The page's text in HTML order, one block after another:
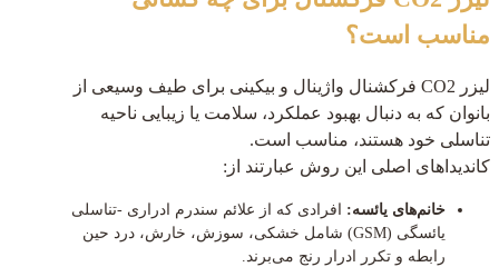
مناسب است؟
لیزر CO2 فرکشنال واژینال و بیکینی برای طیف وسیعی از
بانوان که به دنبال بهبود عملکرد، سلامت یا زیبایی ناحیه
تناسلی خود هستند، مناسب است.
کاندیداهای اصلی این روش عبارتند از:
خانم‌های یائسه: افرادی که از علائم سندرم ادراری -تناسلی
یائسگی (GSM) شامل خشکی، سوزش، خارش، درد حین
رابطه و تکرر ادرار رنج می‌برند.